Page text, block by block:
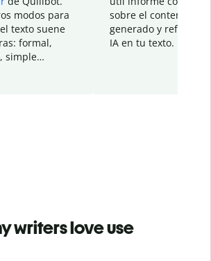
modos para
texto suene
formal,
simple…
sobre el contenido
generado y refinado
IA en tu texto.
writers love use